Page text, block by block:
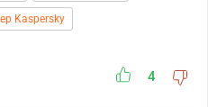
Kaspersky
4